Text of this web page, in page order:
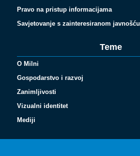
Pravo na pristup informacijama
Savjetovanje s zainteresiranom javnošću
Teme
O Milni
Gospodarstvo i razvoj
Zanimljivosti
Vizualni identitet
Mediji